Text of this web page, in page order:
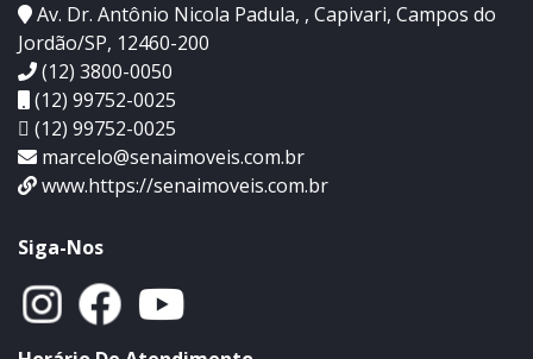
Av. Dr. Antônio Nicola Padula, , Capivari, Campos do
Jordão/SP, 12460-200
(12) 3800-0050
(12) 99752-0025
(12) 99752-0025
marcelo@senaimoveis.com.br
www.https://senaimoveis.com.br
Siga-Nos